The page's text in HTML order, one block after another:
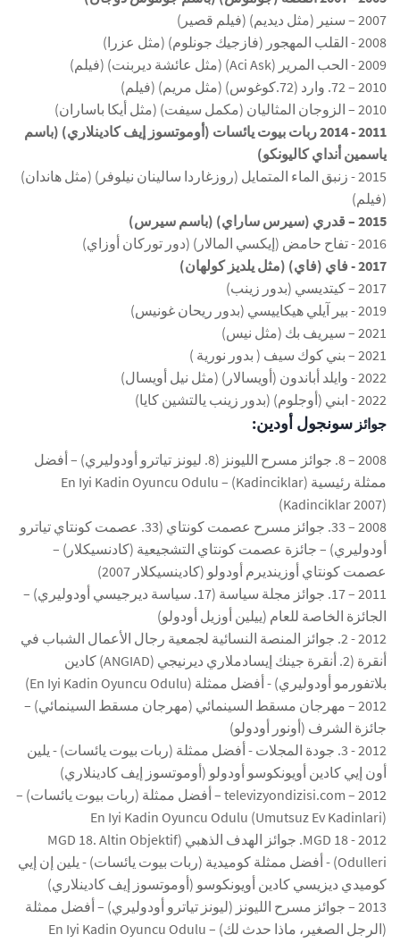
2007 – سنير (مثل ديديم) (فيلم قصير)
2008 - القلب المهجور (فازجيك جونلوم) (مثل عزرا)
2009 - الحب المرير (Aci Ask) (مثل عائشة ديربنت) (فيلم)
2010 – 72. وارد (72.كوغوس) (مثل مريم) (فيلم)
2010 – الزوجان المثاليان (مكمل سيفت) (مثل أيكا باساران)
2011 - 2014 ربات بيوت يائسات (أوموتسوز إيف كادينلاري) (باسم
ياسمين أنداي كاليونكو)
2015 - زنبق الماء المتمايل (روزغاردا سالينان نيلوفر) ​​(مثل هاندان)
(فيلم)
2015 – قدري (سيرس ساراي) (باسم سيرس)
2016 - تفاح حامض (إيكسي المالار) (دور توركان أوزاي)
2017 - فاي (فاي) (مثل يلديز كولهان)
2017 – كيتديسي (بدور زينب)
2019 - بير آيلي هيكاييسي (بدور ريحان غونيس)
2021 – سيريف بك (مثل نيس)
2021 – بني كوك سيف ( بدور نورية )
2022 - وايلد أباندون (أويسالار) (مثل نيل أويسال)
2022 - ابني (أوجلوم) (بدور زينب يالتشين كايا)
جوائز سونجول أودين:
2008 – 8. جوائز مسرح الليونز (8. ليونز تياترو أودوليري) – أفضل
ممثلة رئيسية (Kadinciklar) – En Iyi Kadin Oyuncu Odulu
(Kadinciklar 2007)
2008 – 33. جوائز مسرح عصمت كونتاي (33. عصمت كونتاي تياترو
أودوليري) – جائزة عصمت كونتاي التشجيعية (كادنسيكلار) –
عصمت كونتاي أوزينديرم أودولو (كادينسيكلار 2007)
2011 – 17. جوائز مجلة سياسة (17. سياسة ديرجيسي أودوليري) –
الجائزة الخاصة للعام (ييلين أوزيل أودولو)
2012 - 2. جوائز المنصة النسائية لجمعية رجال الأعمال الشباب في
أنقرة (2. أنقرة جينك إيسادملاري ديرنيجي (ANGIAD) كادين
بلاتفورمو أودوليري) - أفضل ممثلة (En Iyi Kadin Oyuncu Odulu)
2012 – مهرجان مسقط السينمائي (مهرجان مسقط السينمائي) –
جائزة الشرف (أونور أودولو)
2012 - 3. جودة المجلات - أفضل ممثلة (ربات بيوت يائسات) - يلين
أون إيي كادين أويونكوسو أودولو (أوموتسوز إيف كادينلاري)
2012 – televizyondizisi.com – أفضل ممثلة (ربات بيوت يائسات) –
En Iyi Kadin Oyuncu Odulu (Umutsuz Ev Kadinlari)
2012 - MGD 18. جوائز الهدف الذهبي (MGD 18. Altin Objektif
Odulleri) - أفضل ممثلة كوميدية (ربات بيوت يائسات) - يلين إن إيي
كوميدي ديزيسي كادين أويونكوسو (أوموتسوز إيف كادينلاري)
2013 – جوائز مسرح الليونز (ليونز تياترو أودوليري) – أفضل ممثلة
(الرجل الصغير، ماذا حدث لك) – En Iyi Kadin Oyuncu Odulu